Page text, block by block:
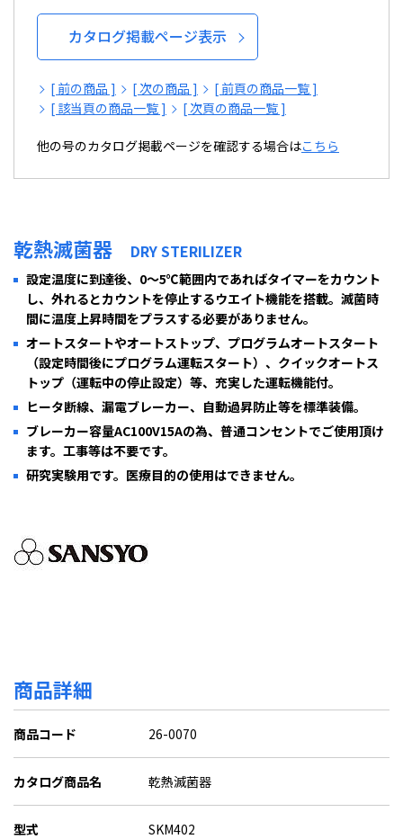
カタログ掲載ページ表示
[ 前の商品 ] [ 次の商品 ]
[ 前頁の商品一覧 ]
[ 該当頁の商品一覧 ]
[ 次頁の商品一覧 ]
他の号のカタログ掲載ページを確認する場合はこちら
乾熱滅菌器 DRY STERILIZER
設定温度に到達後、0～5℃範囲内であればタイマーをカウント
し、外れるとカウントを停止するウエイト機能を搭載。滅菌時
間に温度上昇時間をプラスする必要がありません。
オートスタートやオートストップ、プログラムオートスタート
（設定時間後にプログラム運転スタート）、クイックオートス
トップ（運転中の停止設定）等、充実した運転機能付。
ヒータ断線、漏電ブレーカー、自動過昇防止等を標準装備。
ブレーカー容量AC100V15Aの為、普通コンセントでご使用頂け
ます。工事等は不要です。
研究実験用です。医療目的の使用はできません。
商品詳細
商品コード 26-0070
カタログ商品名 乾熱滅菌器
型式 SKM402